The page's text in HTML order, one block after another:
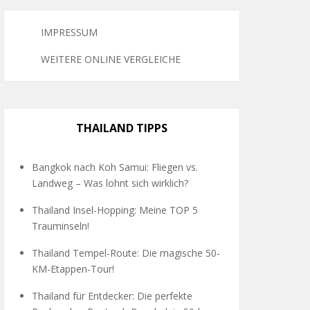
IMPRESSUM
WEITERE ONLINE VERGLEICHE
THAILAND TIPPS
Bangkok nach Koh Samui: Fliegen vs.
Landweg – Was lohnt sich wirklich?
Thailand Insel-Hopping: Meine TOP 5
Trauminseln!
Thailand Tempel-Route: Die magische 50-
KM-Etappen-Tour!
Thailand für Entdecker: Die perfekte